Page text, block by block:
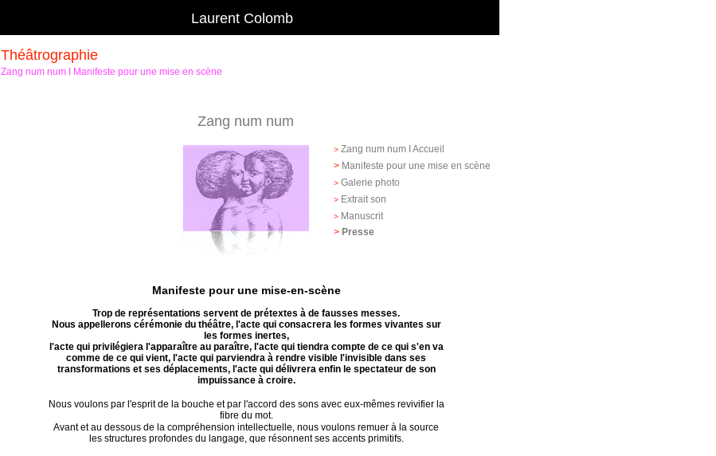
Laurent Col omb
Manifeste pour une mise-en-scène
Trop de représentations servent de prétextes à de fausses messes.
Nous appellerons cérémonie du théâtre, l'acte qui consacrera les formes vivantes sur
les formes inertes,
l'acte qui privilégiera l'apparaître au paraître, l'acte qui tiendra compte de ce qui s'en va
comme de ce qui vient, l'acte qui parviendra à rendre visible l'invisible dans ses
transformations et ses déplacements, l'acte qui délivrera enfin le spectateur de son
impuissance à croire.
Nous voulons par l'esprit de la bouche et par l'accord des sons avec eux-mêmes revivifier la
fibre du mot.
Avant et au dessous de la compréhension intellectuelle, nous voulons remuer à la source
les structures profondes du langage, que résonnent ses accents primitifs.
Zang num num
Théâtrographie
Zang num num I Manifeste pour une mise en scène
> Zang num num I Accueil
> Manifeste pour une mise en scène
> Galerie photo
> Extrait son
> Manuscrit
> Presse